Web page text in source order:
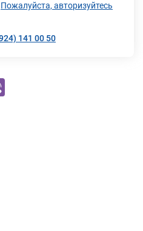
Пожалуйста, авторизуйтесь
141 00 50